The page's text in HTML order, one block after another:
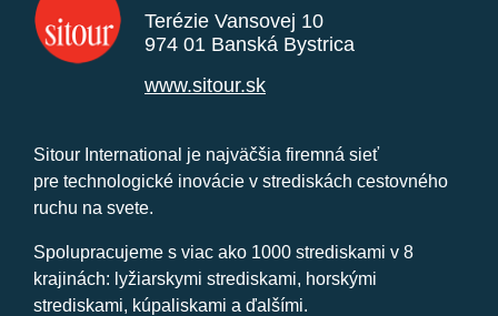
Terézie Vansovej 10
974 01 Banská Bystrica
www.sitour.sk
Sitour International je najväčšia firemná sieť
pre technologické inovácie v strediskách cestovného
ruchu na svete.
Spolupracujeme s viac ako 1000 strediskami v 8
krajinách: lyžiarskymi strediskami, horskými
strediskami, kúpaliskami a ďalšími.